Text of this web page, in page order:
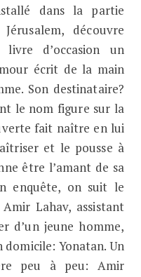
dans la partie
découvre
d’occasion un
écrit de la main
Son destinataire?
le nom figure sur la
fait naître en lui
et le pousse à
être l’amant de sa
enquête, on suit le
Lahav, assistant
d’un jeune homme,
Yonatan. Un
peu à peu: Amir